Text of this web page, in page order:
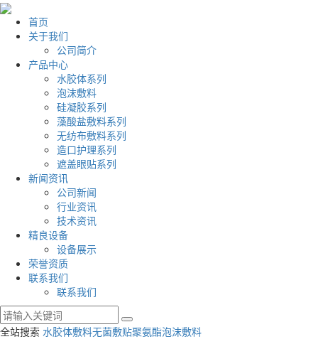
首页
关于我们
公司简介
产品中心
水胶体系列
泡沫敷料
硅凝胶系列
藻酸盐敷料系列
无纺布敷料系列
造口护理系列
遮盖眼贴系列
新闻资讯
公司新闻
行业资讯
技术资讯
精良设备
设备展示
荣誉资质
联系我们
联系我们
全站搜索 水胶体敷料无菌敷贴聚氨酯泡沫敷料